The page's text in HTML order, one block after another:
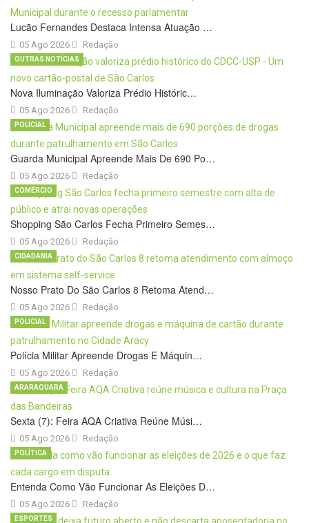
Lucão Fernandes Destaca Intensa Atuação …
05 Ago 2026 Redação
Nova Iluminação Valoriza Prédio Históric…
05 Ago 2026
OUTRAS NOTÍCIAS
Redação
Guarda Municipal Apreende Mais De 690 Po…
05 Ago 2026
POLICIAL
Redação
Shopping São Carlos Fecha Primeiro Semes…
05 Ago 2026
COMÉRCIO
Redação
Nosso Prato Do São Carlos 8 Retoma Atend…
05 Ago 2026
CIDADANIA
Redação
Polícia Militar Apreende Drogas E Máquin…
05 Ago 2026
POLICIAL
Redação
Sexta (7): Feira AQA Criativa Reúne Músi…
05 Ago 2026
ARARAQUARA
Redação
Entenda Como Vão Funcionar As Eleições D…
05 Ago 2026
POLÍTICA
Redação
ESPORTES